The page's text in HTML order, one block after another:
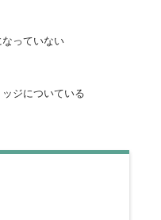
っていない
ジについている